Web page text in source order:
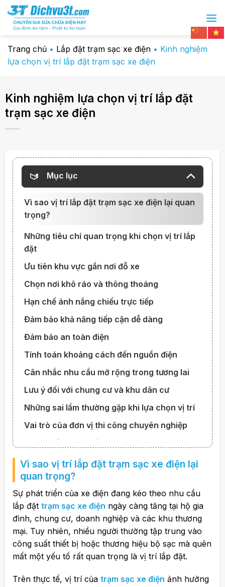
Chuyển
đến
dung
Trang chủ • Lắp đặt trạm sạc xe điện • Kinh nghiệm
lựa chọn vị trí lắp đặt trạm sạc xe điện
Kinh nghiệm lựa chọn vị trí lắp đặt
trạm sạc xe điện
Mục lục
Vì sao vị trí lắp đặt trạm sạc xe điện lại quan
trọng?
Những tiêu chí quan trọng khi chọn vị trí lắp
đặt
Ưu tiên khu vực gần nơi đỗ xe
Chọn nơi khô ráo và thông thoáng
Hạn chế ánh nắng chiếu trực tiếp
Đảm bảo khả năng tiếp cận dễ dàng
Đảm bảo an toàn điện
Tính toán khoảng cách đến nguồn điện
Cân nhắc nhu cầu mở rộng trong tương lai
Lưu ý đối với chung cư và khu dân cư
Những sai lầm thường gặp khi lựa chọn vị trí
Vai trò của đơn vị thi công chuyên nghiệp
Vì sao nên chọn Dichvu3T?
Vì sao vị trí lắp đặt trạm sạc xe điện lại
quan trọng?
Sự phát triển của xe điện đang kéo theo nhu cầu
lắp đặt trạm sạc xe điện ngày càng tăng tại hộ gia
đình, chung cư, doanh nghiệp và các khu thương
mại. Tuy nhiên, nhiều người thường tập trung vào
công suất thiết bị hoặc thương hiệu bộ sạc mà quên
mất một yếu tố rất quan trọng là vị trí lắp đặt.
Trên thực tế, vị trí của trạm sạc xe điện ảnh hưởng